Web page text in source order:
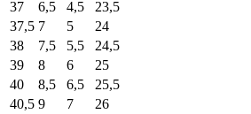
37
6,5 4,5
23,5
37,5 7 5
24
38
7,5 5,5
24,5
39
8 6
25
40
8,5 6,5
25,5
40,5 9 7
26